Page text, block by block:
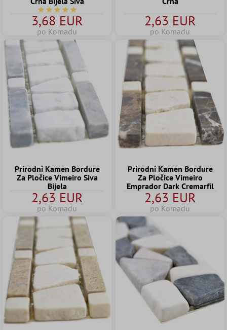
Prosječna ocjena 5 od 5 zvjezdica
3,68 EUR
po Komadu
2,63 EUR
po Komadu
Prirodni Kamen Bordure
Za Pločice Vimeiro Siva
Bijela
2,63 EUR
po Komadu
Prirodni Kamen Bordure
Za Pločice Vimeiro
Emprador Dark Cremarfil
2,63 EUR
po Komadu